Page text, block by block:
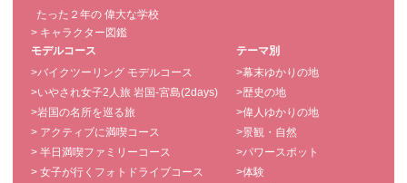
たった２年の 偉大な学校
> キャラクター図鑑
モデルコース
>バイクツーリング モデルコース
>いやされ女子2人旅 岩国-宮島(2days)
>岩国の名所を巡る旅
> アクティブに満喫コース
> 半日満喫ファミリーコース
> 女子が行くフォトドライブコース
テーマ別
>幕末ゆかりの地
>歴史の地
>偉人ゆかりの地
>景観・自然
>パワースポット
>体験